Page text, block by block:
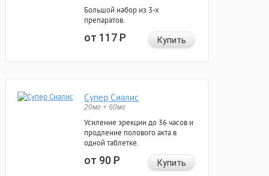
Большой набор из 3-х
препаратов.
от 117Р Купить
Супер Сиалис
20мг + 60мг
Усиление эрекции до 36 часов и
продление полового акта в
одной таблетке.
от 90Р Купить